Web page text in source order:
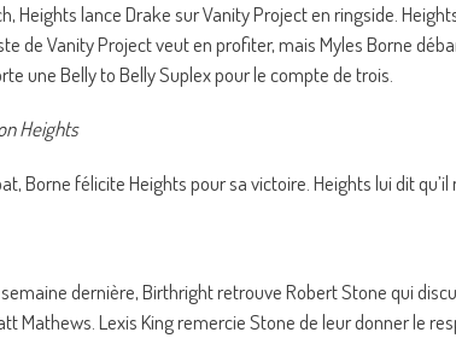
Heights lance Drake sur Vanity Project en ringside.
de Vanity Project veut en profiter, mais Myles Borne
une Belly to Belly Suplex pour le compte de trois.
Heights
Borne félicite Heights pour sa victoire. Heights lui dit qu’il
dernière, Birthright retrouve Robert Stone qui
Mathews. Lexis King remercie Stone de leur donner le